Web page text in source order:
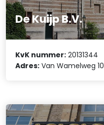
De Kuijp B.V.
KvK nummer: 20131344
Adres: Van Wamelweg 10